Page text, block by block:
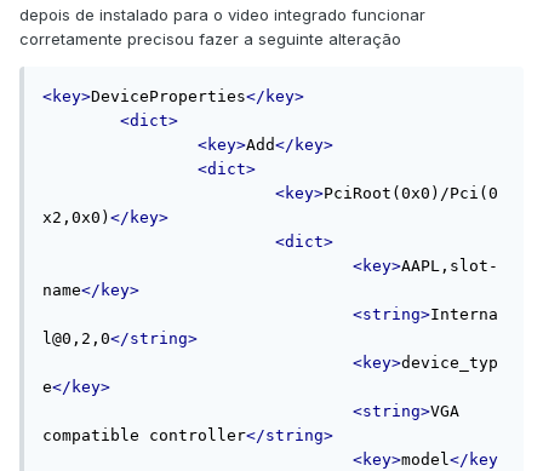
depois de instalado para o video integrado funcionar
corretamente precisou fazer a seguinte alteração
<key>DeviceProperties</key>
<dict>
<key>Add</key>
<dict>
<key>PciRoot(0x0)/Pci(0
x2,0x0) </key>
<dict>
<key>AAPL,slot-
name</key>
<string>Interna
l@0,2,0</string>
<key>device_typ
e</key>
<string>VGA
compatible controller</string>
<key>model</key